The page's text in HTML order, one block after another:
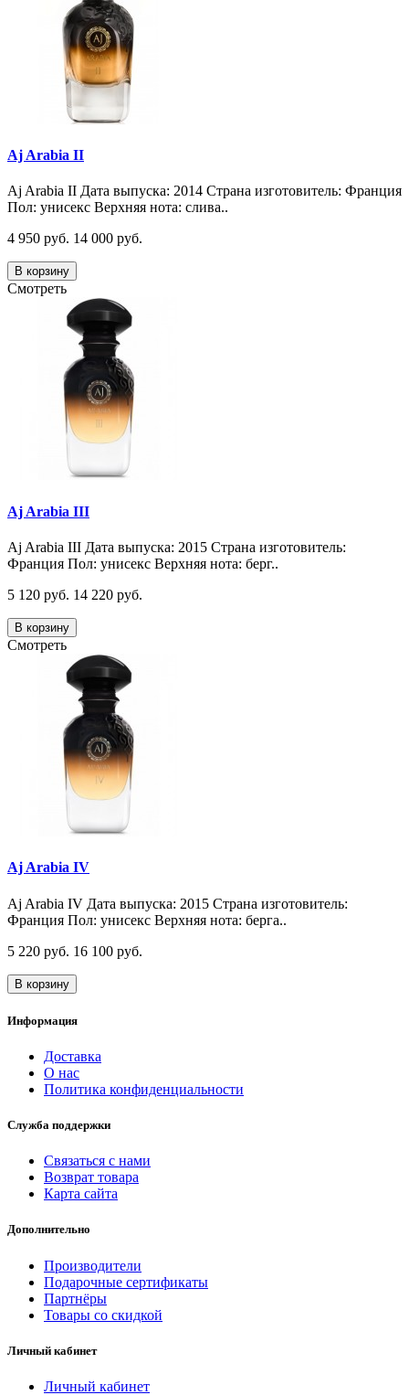
Aj Arabia II
Aj Arabia II Дата выпуска: 2014 Страна изготовитель: Франция
Пол: унисекс Верхняя нота: слива..
4 950 руб. 14 000 руб.
В корзину
Смотреть
Aj Arabia III
Aj Arabia III Дата выпуска: 2015 Страна изготовитель:
Франция Пол: унисекс Верхняя нота: берг..
5 120 руб. 14 220 руб.
В корзину
Смотреть
Aj Arabia IV
Aj Arabia IV Дата выпуска: 2015 Страна изготовитель:
Франция Пол: унисекс Верхняя нота: берга..
5 220 руб. 16 100 руб.
В корзину
Информация
Доставка
О нас
Политика конфиденциальности
Служба поддержки
Связаться с нами
Возврат товара
Карта сайта
Дополнительно
Производители
Подарочные сертификаты
Партнёры
Товары со скидкой
Личный кабинет
Личный кабинет